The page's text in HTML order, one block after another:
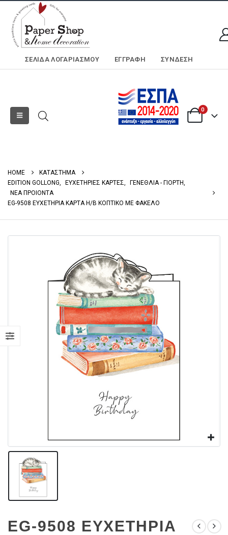
ΣΕΛΊΔΑ ΛΟΓΑΡΙΑΣΜΟΎ ΕΓΓΡΑΦΗ ΣΎΝΔΕΣΗ
0
HOME
ΚΑΤΑΣΤΗΜΑ
EDITION GOLLONG
ΕΥΧΕΤΗΡΙΕΣ ΚΑΡΤΕΣ ΓΕΝΕΘΛΙΑ - ΓΙΟΡΤΗ
ΝΕΑ ΠΡΟΙΟΝΤΑ
EG-9508 ΕΥΧΕΤΗΡΙΑ ΚΑΡΤΑ Η/Β ΚΟΠΤΙΚΟ ΜΕ ΦΑΚΕΛΟ
EG-9508 ΕΥΧΕΤΗΡΙΑ